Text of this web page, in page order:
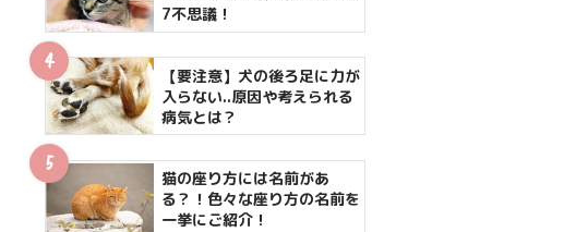
7不思議！
【要注意】犬の後ろ足に力が
入らない..原因や考えられる
病気とは？
猫の座り方には名前があ
る？！色々な座り方の名前を
一挙にご紹介！